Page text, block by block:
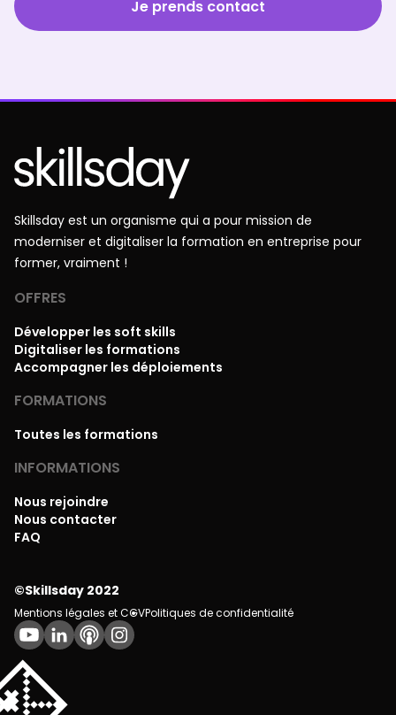
Je prends contact
Skillsday est un organisme qui a pour mission de
moderniser et digitaliser la formation en entreprise pour
former, vraiment !
OFFRES
Développer les soft skills
Digitaliser les formations
Accompagner les déploiements
FORMATIONS
Toutes les formations
INFORMATIONS
Nous rejoindre
Nous contacter
FAQ
©Skillsday 2022
Mentions légales et CGVPolitiques de confidentialité